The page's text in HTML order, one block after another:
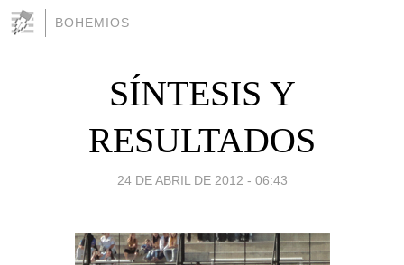
BOHEMIOS
SÍNTESIS Y
RESULTADOS
24 DE ABRIL DE 2012 - 06:43